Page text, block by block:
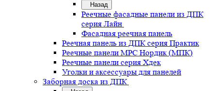
Назад
Реечные фасадные панели из ДПК
серия Лайн
Фасадная реечная панель
Реечная панель из ДПК серия Практик
Реечные панели MPC Нордик (МПК)
Реечные панели серия Хдек
Уголки и аксессуары для панелей
Заборная доска из ДПК